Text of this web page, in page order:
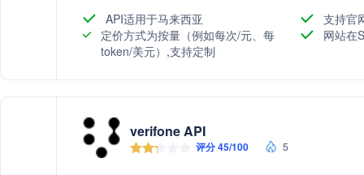
API适用于马来西亚
支持官
定价方式为按量（例如每次/元、每
token/美元）,支持定制
网站在
verifone API
评分 45/100 5